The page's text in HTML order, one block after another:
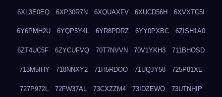
6XL3E0EQ 6XP30R7N 6XQUAXFV 6XUCD56H 6XVXTC5I
6Y6PMH2U 6YQP5Y4L 6YR8PDRZ 6YY0PXBC 6ZISH1A0
6ZT4UC5F 6ZYCUFVQ 70T7NVVN 70V1YKH3 711BHOSD
713M5IHY 718NNXY2 71H5RDOO 71UQJY58 725P81XE
727P972L 72FW37AL 73CXZZM4 73IDZEWO 73UTNHIP